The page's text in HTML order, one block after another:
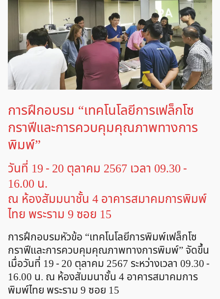
การฝึกอบรม “เทคโนโลยีการเฟล็กโซ
กราฟีและการควบคุมคุณภาพทางการ
พิมพ์”
วันที่ 19 - 20 ตุลาคม 2567 เวลา 09.30 -
16.00 น.
ณ ห้องสัมมนาชั้น 4 อาคารสมาคมการพิมพ์
ไทย พระราม 9 ซอย 15
การฝึกอบรมหัวข้อ “เทคโนโลยีการพิมพ์เฟล็กโซ
กราฟีและการควบคุมคุณภาพทางการพิมพ์” จัดขึ้น
เมื่อวันที่ 19 - 20 ตุลาคม 2567 ระหว่างเวลา 09.30 -
16.00 น. ณ ห้องสัมมนาชั้น 4 อาคารสมาคมการ
พิมพ์ไทย พระราม 9 ซอย 15